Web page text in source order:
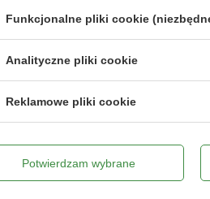
Funkcjonalne pliki cookie
Analityczne pliki cookie
Reklamowe pliki cookie
Potwierdzam wybrane